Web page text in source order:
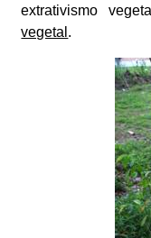
extrativismo
vegetal .